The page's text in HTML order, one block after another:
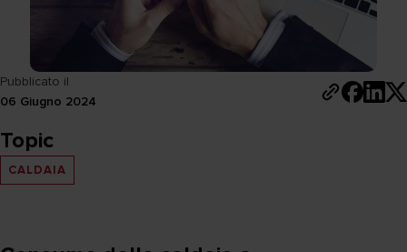
Pubblicato il
06 Giugno 2024
Topic
CALDAIA